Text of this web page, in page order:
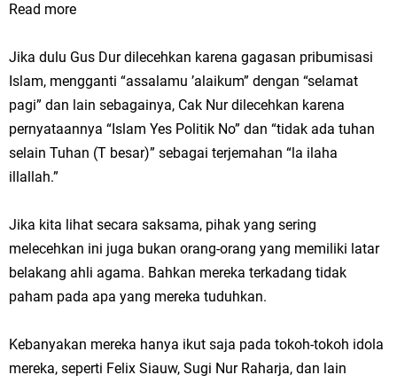
Read more
Jika dulu Gus Dur dilecehkan karena gagasan pribumisasi
Islam, mengganti “assalamu ’alaikum” dengan “selamat
pagi” dan lain sebagainya, Cak Nur dilecehkan karena
pernyataannya “Islam Yes Politik No” dan “tidak ada tuhan
selain Tuhan (T besar)” sebagai terjemahan “la ilaha
illallah.”
Jika kita lihat secara saksama, pihak yang sering
melecehkan ini juga bukan orang-orang yang memiliki latar
belakang ahli agama. Bahkan mereka terkadang tidak
paham pada apa yang mereka tuduhkan.
Kebanyakan mereka hanya ikut saja pada tokoh-tokoh idola
mereka, seperti Felix Siauw, Sugi Nur Raharja, dan lain